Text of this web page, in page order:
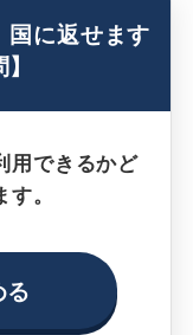
国に返せます
用できるかど
。
る